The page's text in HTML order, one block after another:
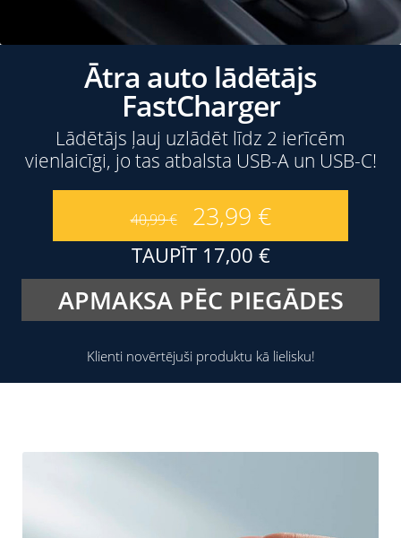
Ātra auto lādētājs
FastCharger
Lādētājs ļauj uzlādēt līdz 2 ierīcēm
vienlaicīgi, jo tas atbalsta USB-A un USB-C!
40,99€ 23,99 €
TAUPĪT 17,00 €
APMAKSA PĒC PIEGĀDES
Klienti novērtējuši produktu kā lielisku!